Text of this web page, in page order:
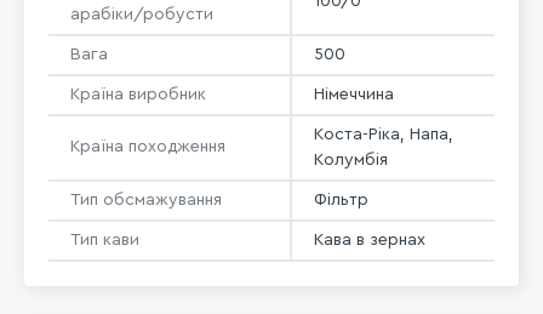
арабіки/робусти
Вага 500
Країна виробник Німеччина
Країна походження
Коста-Ріка, Напа,
Колумбія
Тип обсмажування Фільтр
Тип кави Кава в зернах